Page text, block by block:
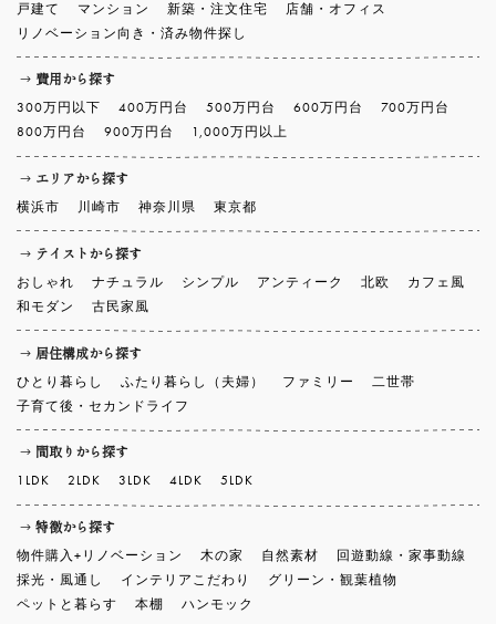
戸建て マンション 新築・注文住宅
店舗・オフィス
リノベーション向き・済み物件探し
費用から探す
300万円以下 400万円台 500万円台 600万円台
700万円台
800万円台
900万円台 1,000万円以上
エリアから探す
横浜市 川崎市 神奈川県 東京都
テイストから探す
おしゃれ ナチュラル シンプル アンティーク 北欧
カフェ風
和モダン
古民家風
居住構成から探す
ひとり暮らし ふたり暮らし（夫婦） ファミリー
二世帯
子育て後・セカンドライフ
間取りから探す
1LDK 2LDK 3LDK 4LDK 5LDK
特徴から探す
物件購入+リノベーション 木の家 自然素材
回遊動線・家事動線
採光・風通し
インテリアこだわり
グリーン・観葉植物
ペットと暮らす
本棚 ハンモック